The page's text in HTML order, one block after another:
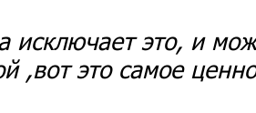
исключает это, и
,вот это самое